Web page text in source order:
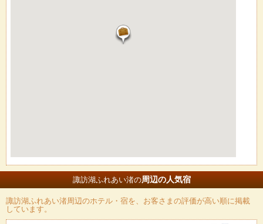
諏訪湖ふれあい渚の周辺の人気宿
諏訪湖ふれあい渚周辺のホテル・宿を、お客さまの評価が高い順に掲載
しています。